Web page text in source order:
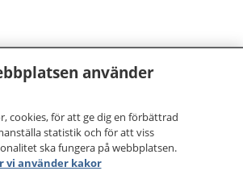
använder
cookies, för att ge dig en förbättrad
statistik och för att viss
ska fungera på webbplatsen.
vi använder kakor